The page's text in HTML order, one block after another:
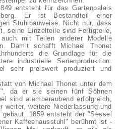
entsteht für das Gartenpalais
Er ist Bestandteil einer
Stuhlbauweise. Nicht nur, dass
seine Einzelteile sind Fertigteile,
mit Teilen anderer Modelle
Damit schafft Michael Thonet
die Grundlage für die
industrielle Serienproduktion.
sehr preiswert produziert und
von Michael Thonet unter dem
da er sie seinen fünf Söhnen
sind atemberaubend erfolgreich,
weiter, weitere Niederlassung und
gebaut. 1859 entsteht der "Sessel
Kaffeehausstuhl" berühmt ist -